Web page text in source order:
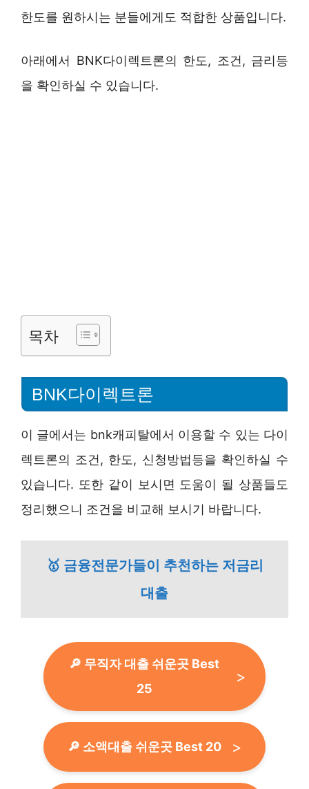
한도를 원하시는 분들에게도 적합한 상품입니다.
아래에서 BNK다이렉트론의 한도, 조건, 금리등
을 확인하실 수 있습니다.
목차
BNK다이렉트론
이 글에서는 bnk캐피탈에서 이용할 수 있는 다이
렉트론의 조건, 한도, 신청방법등을 확인하실 수
있습니다. 또한 같이 보시면 도움이 될 상품들도
정리했으니 조건을 비교해 보시기 바랍니다.
🥇 금융전문가들이 추천하는 저금리
대출
🔎 무직자 대출 쉬운곳 Best
25
🔎 소액대출 쉬운곳 Best 20